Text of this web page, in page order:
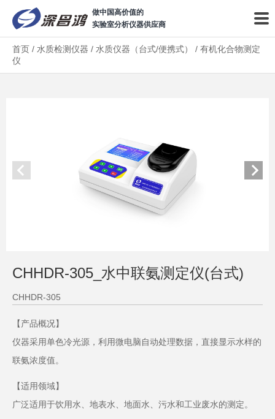
做中国高价值的
实验室分析仪器供应商
首页 / 水质检测仪器 / 水质仪器（台式/便携式） / 有机化合物测定
仪
CHHDR-305_水中联氨测定仪(台式)
CHHDR-305
【产品概况】
仪器采用单色冷光源，利用微电脑自动处理数据，直接显示水样的
联氨浓度值。
【适用领域】
广泛适用于饮用水、地表水、地面水、污水和工业废水的测定。